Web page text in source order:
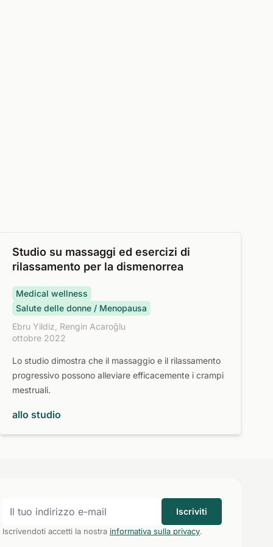
Studio su massaggi ed esercizi di
rilassamento per la dismenorrea
Medical wellness
Salute delle donne / Menopausa
Ebru Yildiz, Rengin Acaroğlu
ottobre 2022
Lo studio dimostra che il massaggio e il rilassamento
progressivo possono alleviare efficacemente i crampi
mestruali.
allo studio
Iscriviti
Iscrivendoti accetti la nostra informativa sulla privacy.